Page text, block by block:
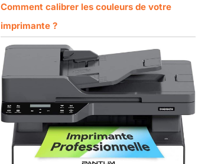
Comment calibrer les couleurs de votre
imprimante ?